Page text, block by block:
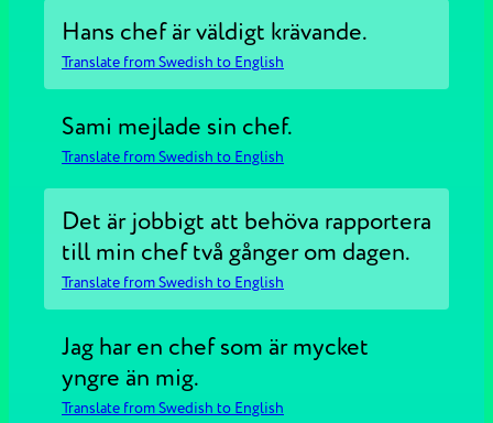
Hans chef är väldigt krävande.
Translate from Swedish to English
Sami mejlade sin chef.
Translate from Swedish to English
Det är jobbigt att behöva rapportera
till min chef två gånger om dagen.
Translate from Swedish to English
Jag har en chef som är mycket
yngre än mig.
Translate from Swedish to English